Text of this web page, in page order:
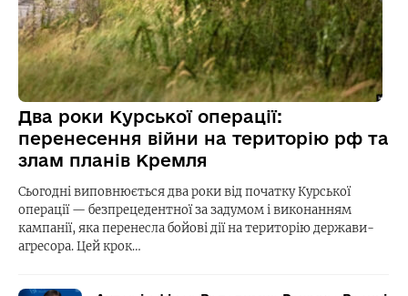
Два роки Курської операції:
перенесення війни на територію рф та
злам планів Кремля
Сьогодні виповнюється два роки від початку Курської
операції — безпрецедентної за задумом і виконанням
кампанії, яка перенесла бойові дії на територію держави-
агресора. Цей крок…